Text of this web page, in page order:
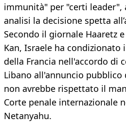
immunità" per "certi leader",
analisi la decisione spetta
Secondo il giornale Haaretz
Kan, Israele ha
della Francia nell'accordo di
Libano all'annuncio pubblico
non avrebbe rispettato il
Corte penale internazionale
Netanyahu.